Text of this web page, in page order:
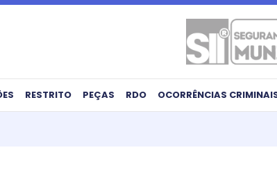
RESTRITO PEÇAS RDO OCORRÊNCIAS